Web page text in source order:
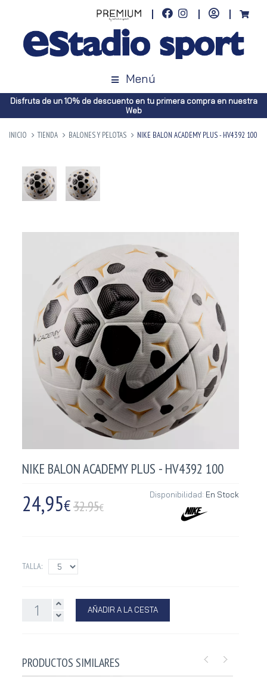
Menú
Disfruta de un 10% de descuento en tu primera compra en nuestra
Web
INICIO TIENDA BALONES Y PELOTAS NIKE BALON ACADEMY PLUS - HV4392 100
NIKE BALON ACADEMY PLUS - HV4392 100
24,95€32.95€
Disponibilidad: En Stock
TALLA:
AÑADIR A LA CESTA
PRODUCTOS SIMILARES